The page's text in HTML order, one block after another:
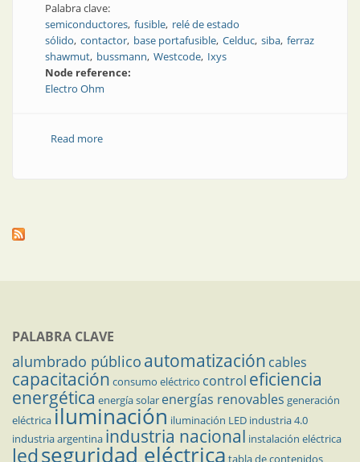
Palabra clave:
semiconductores fusible relé de estado
sólido contactor base portafusible Celduc siba ferraz
shawmut bussmann Westcode Ixys
Node reference:
Electro Ohm
Read moreabout Soluciones eléctricas y electrónicas
PALABRA CLAVE
alumbrado público automatización cables
capacitación consumo eléctrico control eficiencia
energética energía solar energías renovables generación
eléctricailuminación iluminación LED industria 4.0
industria argentina industria nacional instalación eléctrica
ledseguridad eléctrica tabla de contenidos